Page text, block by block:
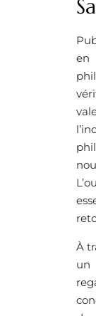
en
À
un